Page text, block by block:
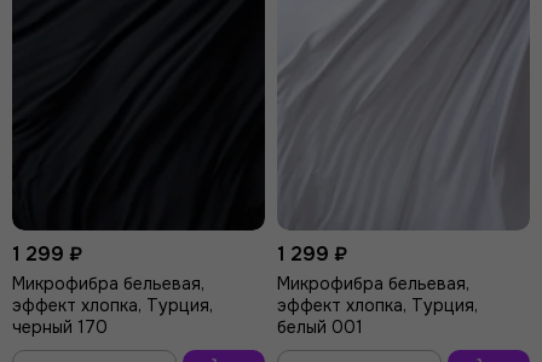
1 299 ₽
Микрофибра бельевая,
эффект хлопка, Турция,
черный 170
1 299 ₽
Микрофибра бельевая,
эффект хлопка, Турция,
белый 001